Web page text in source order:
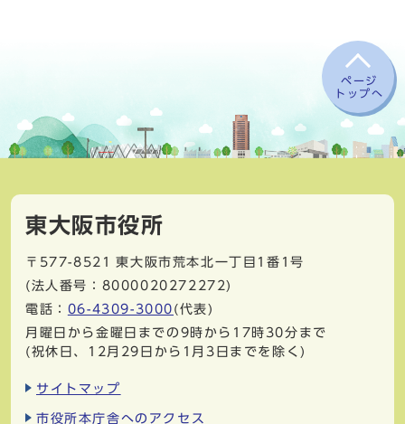
ページ
トップへ
東大阪市役所
〒577-8521
東大阪市荒本北一丁目1番1号
(法人番号：8000020272272)
電話： 06-4309-3000 (代表)
月曜日から金曜日までの9時から17時30分まで
(祝休日、12月29日から1月3日までを除く)
サイトマップ
市役所本庁舎へのアクセス